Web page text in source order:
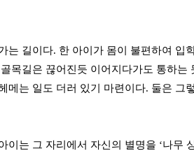
길이다. 한 아이가 몸이 불편하여 입
목길은 끊어진듯 이어지다가도 통하는
는 일도 더러 있기 마련이다. 둘은 그
는 그 자리에서 자신의 별명을 ‘나무